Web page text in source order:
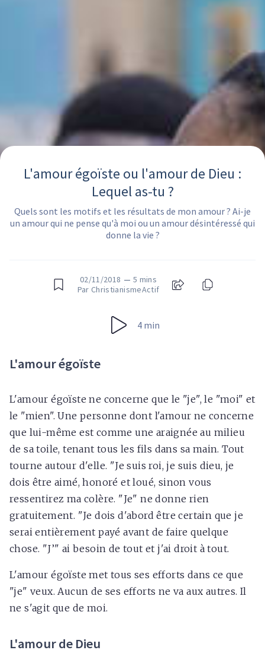
L'amour égoïste ou l'amour de Dieu :
Lequel as-tu ?
Quels sont les motifs et les résultats de mon amour ? Ai-je
un amour qui ne pense qu'à moi ou un amour désintéressé qui
donne la vie ?
02/11/2018 — 5 mins
Par ChristianismeActif
4 min
L'amour égoïste
L'amour égoïste ne concerne que le "je", le "moi" et
le "mien". Une personne dont l'amour ne concerne
que lui-même est comme une araignée au milieu
de sa toile, tenant tous les fils dans sa main. Tout
tourne autour d'elle. "Je suis roi, je suis dieu, je
dois être aimé, honoré et loué, sinon vous
ressentirez ma colère. "Je" ne donne rien
gratuitement. "Je dois d'abord être certain que je
serai entièrement payé avant de faire quelque
chose. "J’" ai besoin de tout et j'ai droit à tout.
L'amour égoïste met tous ses efforts dans ce que
"je" veux. Aucun de ses efforts ne va aux autres. Il
ne s'agit que de moi.
L'amour de Dieu